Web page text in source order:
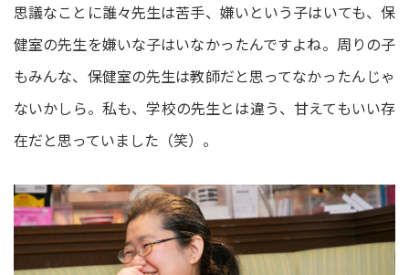
思議なことに誰々先生は苦手、嫌いという子はいても、保
健室の先生を嫌いな子はいなかったんですよね。周りの子
もみんな、保健室の先生は教師だと思ってなかったんじゃ
ないかしら。私も、学校の先生とは違う、甘えてもいい存
在だと思っていました（笑）。